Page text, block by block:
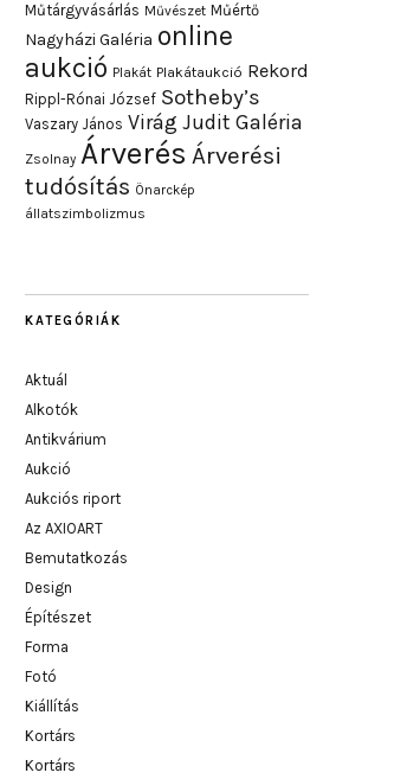
Műtárgyvásárlás Művészet Műértő
Nagyházi Galéria online
aukció Plakát Plakátaukció Rekord
Rippl-Rónai József Sotheby’s
Vaszary János Virág Judit Galéria
Zsolnay Árverés Árverési
tudósítás Önarckép
állatszimbolizmus
KATEGÓRIÁK
Aktuál
Alkotók
Antikvárium
Aukció
Aukciós riport
Az AXIOART
Bemutatkozás
Design
Építészet
Forma
Fotó
Kiállítás
Kortárs
Kortárs